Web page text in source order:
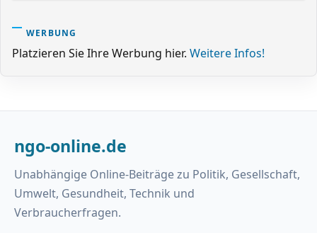
WERBUNG
Platzieren Sie Ihre Werbung hier. Weitere Infos!
ngo-online.de
Unabhängige Online-Beiträge zu Politik, Gesellschaft,
Umwelt, Gesundheit, Technik und
Verbraucherfragen.